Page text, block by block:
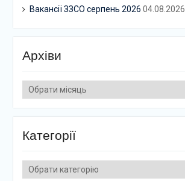
Вакансії ЗЗСО серпень 2026 04.08.2026
Архіви
Архіви
Категорії
Категорії